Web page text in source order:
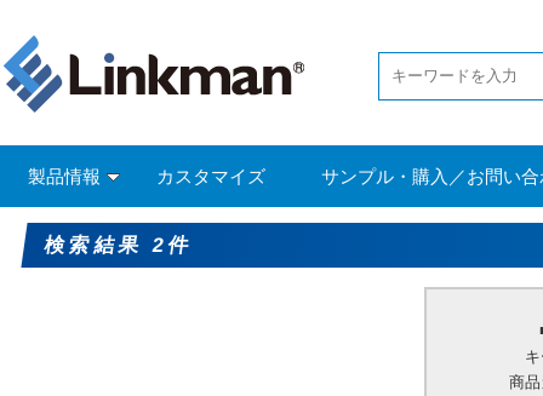
製品情報 カスタマイズ サンプル・購入／お問い
検索結果 2件
商